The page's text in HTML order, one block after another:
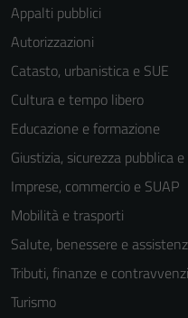
Appalti pubblici
Autorizzazioni
Catasto, urbanistica e SUE
Cultura e tempo libero
Educazione e formazione
Giustizia, sicurezza pubblica
Imprese, commercio e SUAP
Mobilità e trasporti
Salute, benessere e
Tributi, finanze e
Turismo